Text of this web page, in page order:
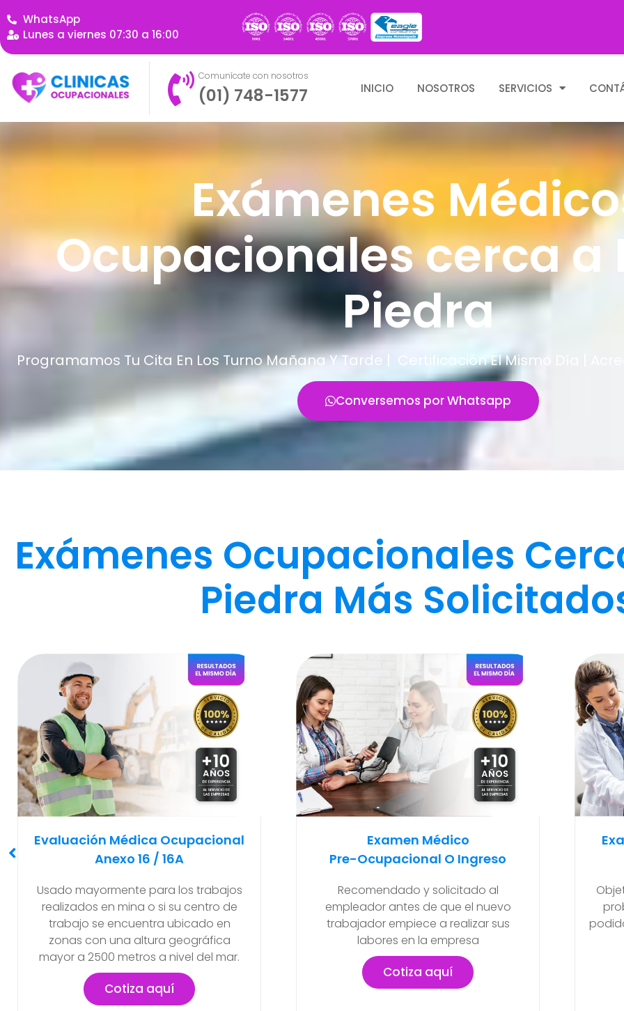
WhatsApp
Lunes a viernes 07:30 a 16:00
Comunícate con nosotros
(01) 748-1577 INICIO NOSOTROS SERVICIOS
Exámenes
Ocupacionales cerca a
Piedra
Programamos Tu Cita En Los Turno Mañana Y Tarde | Certificación El Mismo Día |
Conversemos por Whatsapp
Exámenes Ocupacionales
Piedra Más
Examen Médico
Pre-Ocupacional O Ingreso
Recomendado y solicitado al
empleador antes de que el nuevo
trabajador empiece a realizar sus
labores en la empresa
Cotiza aquí
Examen Médico Ocupacional
Periódicos O Anuales
Objetivo de poder detectar si existen
problemas de salud que se hayan
podido generar en el transcurso de sus
actividades
Cotiza aquí